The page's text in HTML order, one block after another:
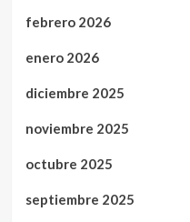
febrero 2026
enero 2026
diciembre 2025
noviembre 2025
octubre 2025
septiembre 2025